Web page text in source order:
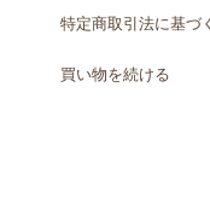
特定商取引法に基づ
買い物を続ける